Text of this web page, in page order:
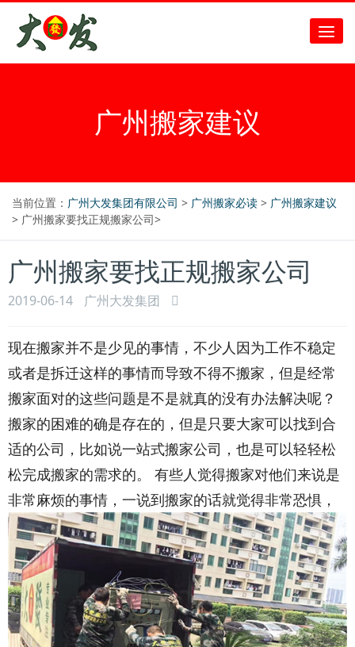
广州搬家建议
当前位置： 广州大发集团有限公司 > 广州搬家必读 > 广州搬家建议
> 广州搬家要找正规搬家公司>
广州搬家要找正规搬家公司
2019-06-14 广州大发集团
现在搬家并不是少见的事情，不少人因为工作不稳定
或者是拆迁这样的事情而导致不得不搬家，但是经常
搬家面对的这些问题是不是就真的没有办法解决呢？
搬家的困难的确是存在的，但是只要大家可以找到合
适的公司，比如说一站式搬家公司，也是可以轻轻松
松完成搬家的需求的。 有些人觉得搬家对他们来说是
非常麻烦的事情，一说到搬家的话就觉得非常恐惧，